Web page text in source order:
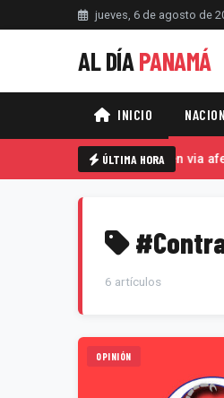
jueves, 6 de agosto de
AL DÍAPANAMÁ
INICIO
ÚLTIMA HORA
Trabajos de emergencia en via
6 artículos
OPINIÓN